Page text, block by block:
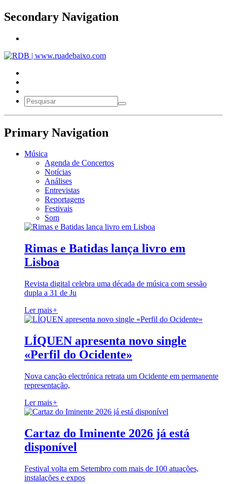
Secondary Navigation
Primary Navigation
Música
Agenda de Concertos
Notícias
Análises
Entrevistas
Reportagens
Festivais
Som
Rimas e Batidas lança livro em
Lisboa
Revista digital celebra uma década de música com sessão
dupla a 31 de Ju
Ler mais+
LÍQUEN apresenta novo single
«Perfil do Ocidente»
Nova canção electrónica retrata um Ocidente em permanente
representação,
Ler mais+
Cartaz do Iminente 2026 já está
disponível
Festival volta em Setembro com mais de 100 atuações,
instalações e expos